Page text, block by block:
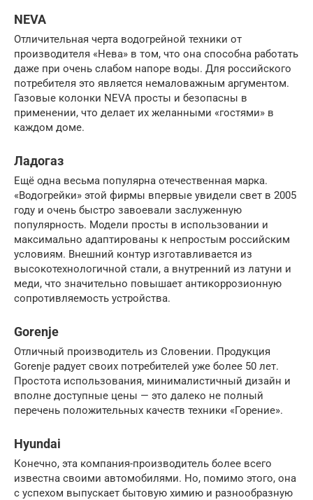
NEVA
Отличительная черта водогрейной техники от
производителя «Нева» в том, что она способна работать
даже при очень слабом напоре воды. Для российского
потребителя это является немаловажным аргументом.
Газовые колонки NEVA просты и безопасны в
применении, что делает их желанными «гостями» в
каждом доме.
Ладогаз
Ещё одна весьма популярна отечественная марка.
«Водогрейки» этой фирмы впервые увидели свет в 2005
году и очень быстро завоевали заслуженную
популярность. Модели просты в использовании и
максимально адаптированы к непростым российским
условиям. Внешний контур изготавливается из
высокотехнологичной стали, а внутренний из латуни и
меди, что значительно повышает антикоррозионную
сопротивляемость устройства.
Gorenje
Отличный производитель из Словении. Продукция
Gorenje радует своих потребителей уже более 50 лет.
Простота использования, минималистичный дизайн и
вполне доступные цены — это далеко не полный
перечень положительных качеств техники «Горение».
Hyundai
Конечно, эта компания-производитель более всего
известна своими автомобилями. Но, помимо этого, она
с успехом выпускает бытовую химию и разнообразную